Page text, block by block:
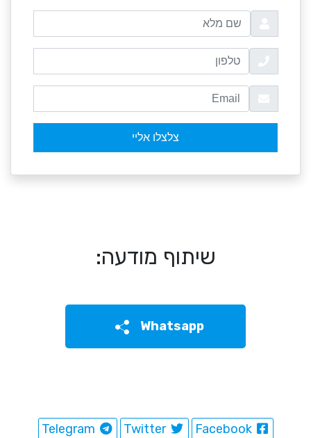
שיתוף מודעה:
Whatsapp
Facebook
Twitter